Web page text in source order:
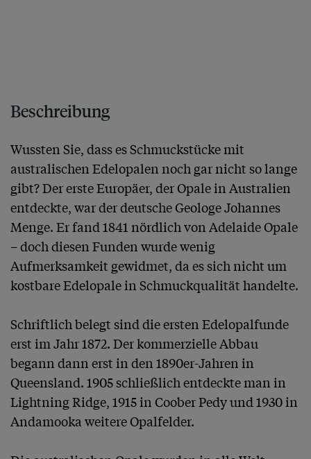
Beschreibung
Wussten Sie, dass es Schmuckstücke mit
australischen Edelopalen noch gar nicht so lange
gibt? Der erste Europäer, der Opale in Australien
entdeckte, war der deutsche Geologe Johannes
Menge. Er fand 1841 nördlich von Adelaide Opale
– doch diesen Funden wurde wenig
Aufmerksamkeit gewidmet, da es sich nicht um
kostbare Edelopale in Schmuckqualität handelte.
Schriftlich belegt sind die ersten Edelopalfunde
erst im Jahr 1872. Der kommerzielle Abbau
begann dann erst in den 1890er-Jahren in
Queensland. 1905 schließlich entdeckte man in
Lightning Ridge, 1915 in Coober Pedy und 1930 in
Andamooka weitere Opalfelder.